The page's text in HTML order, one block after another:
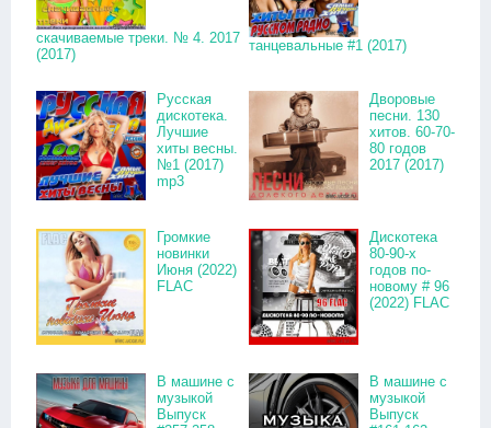
скачиваемые треки. № 4. 2017
(2017)
танцевальные #1 (2017)
Русская
дискотека.
Лучшие
хиты весны.
№1 (2017)
mp3
Дворовые
песни. 130
хитов. 60-70-
80 годов
2017 (2017)
Громкие
новинки
Июня (2022)
FLAC
Дискотека
80-90-х
годов по-
новому # 96
(2022) FLAC
В машине с
музыкой
Выпуск
В машине с
музыкой
Выпуск